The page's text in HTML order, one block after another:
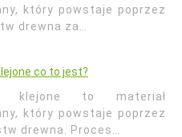
który powstaje poprzez
drewna za…
co to jest?
klejone to materiał
który powstaje poprzez
drewna. Proces…